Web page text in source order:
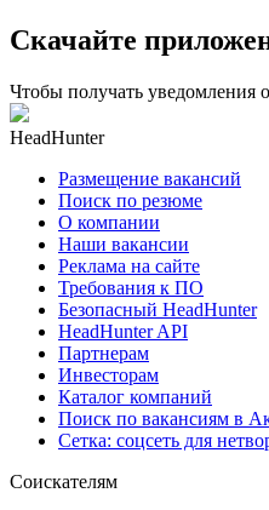
Скачайте
Чтобы получать уведомления
HeadHunter
Размещение вакансий
Поиск по резюме
О компании
Наши вакансии
Реклама на сайте
Требования к ПО
Безопасный HeadHunter
HeadHunter API
Партнерам
Инвесторам
Каталог компаний
Поиск по вакансиям в
Сетка: соцсеть для
Соискателям